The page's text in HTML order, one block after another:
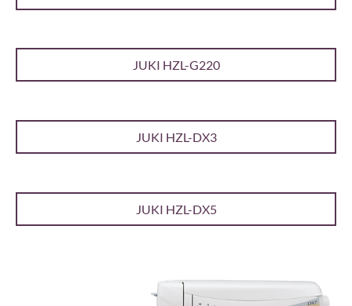
JUKI HZL-G220
JUKI HZL-DX3
JUKI HZL-DX5